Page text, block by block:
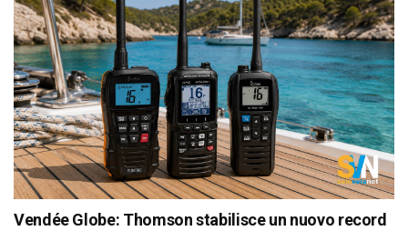
Vendée Globe: Thomson stabilisce un nuovo record